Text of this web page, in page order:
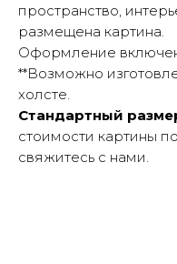
пространство,
размещена картина.
Оформление
**Возможно
холсте.
Стандартный
стоимости картины
свяжитесь с нами.